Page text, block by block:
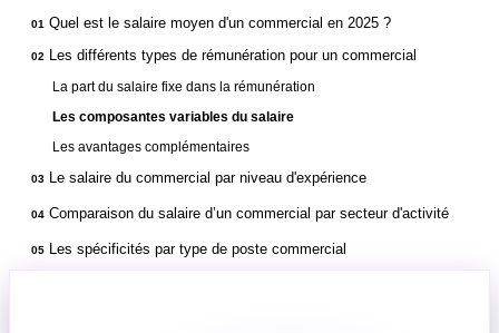
01 Quel est le salaire moyen d'un commercial en 2025 ?
02 Les différents types de rémunération pour un commercial
La part du salaire fixe dans la rémunération
Les composantes variables du salaire
Les avantages complémentaires
03 Le salaire du commercial par niveau d'expérience
04 Comparaison du salaire d’un commercial par secteur d'activité
05 Les spécificités par type de poste commercial